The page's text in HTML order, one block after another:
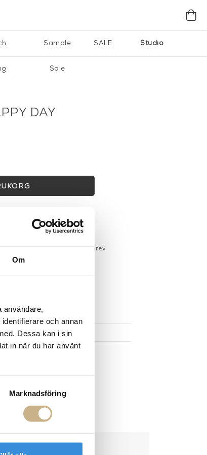
Om
användare,
och annan
Dessa kan i sin
in när du har använt
Marknadsföring
Studio
Sample
Sale
SALE
DAY
Läs mer
dig för vårt nyhetsbrev
över 1000:-